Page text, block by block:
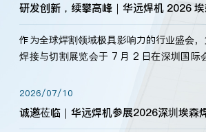
研发创新，续攀高峰｜华远焊机 2026 埃
作为全球焊割领域极具影响力的行业盛会
焊接与切割展览会于 7 月 2 日在深圳国际
标准，持之以恒研发新产品、新技术。新
海内外客户为目睹公司发布的新产…
2026/07/10
诚邀莅临｜华远焊机参展2026深圳埃森